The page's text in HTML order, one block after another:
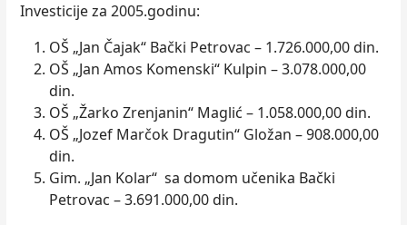
Investicije za 2005.godinu:
OŠ „Jan Čajak“ Bački Petrovac – 1.726.000,00 din.
OŠ „Jan Amos Komenski“ Kulpin – 3.078.000,00
din.
OŠ „Žarko Zrenjanin“ Maglić – 1.058.000,00 din.
OŠ „Jozef Marčok Dragutin“ Gložan – 908.000,00
din.
Gim. „Jan Kolar“ sa domom učenika Bački
Petrovac – 3.691.000,00 din.